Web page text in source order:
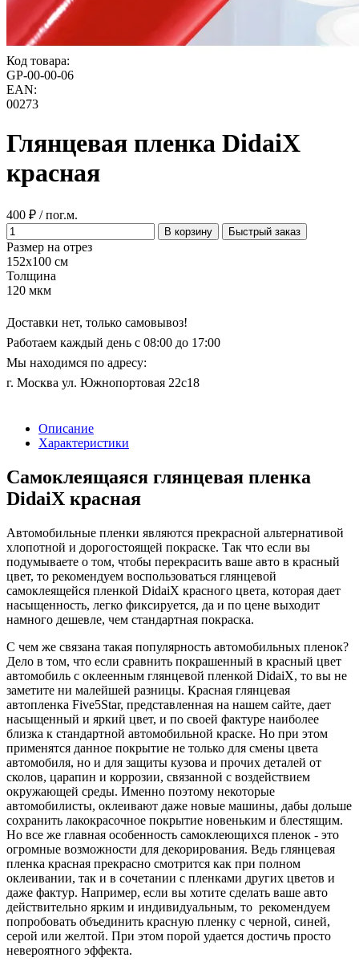
Код товара:
GP-00-00-06
EAN:
00273
Глянцевая пленка DidaiX
красная
400 ₽ / пог.м.
В корзину Быстрый заказ
Размер на отрез
152x100 см
Толщина
120 мкм
Доставки нет, только самовывоз!
Работаем каждый день с 08:00 до 17:00
Мы находимся по адресу:
г. Москва ул. Южнопортовая 22с18
Описание
Характеристики
Самоклеящаяся глянцевая пленка
DidaiX красная
Автомобильные пленки являются прекрасной альтернативой
хлопотной и дорогостоящей покраске. Так что если вы
подумываете о том, чтобы перекрасить ваше авто в красный
цвет, то рекомендуем воспользоваться глянцевой
самоклеящейся пленкой DidaiX красного цвета, которая дает
насыщенность, легко фиксируется, да и по цене выходит
намного дешевле, чем стандартная покраска.
С чем же связана такая популярность автомобильных пленок?
Дело в том, что если сравнить покрашенный в красный цвет
автомобиль с оклеенным глянцевой пленкой DidaiX, то вы не
заметите ни малейшей разницы. Красная глянцевая
автопленка Five5Star, представленная на нашем сайте, дает
насыщенный и яркий цвет, и по своей фактуре наиболее
близка к стандартной автомобильной краске. Но при этом
применятся данное покрытие не только для смены цвета
автомобиля, но и для защиты кузова и прочих деталей от
сколов, царапин и коррозии, связанной с воздействием
окружающей среды. Именно поэтому некоторые
автомобилисты, оклеивают даже новые машины, дабы дольше
сохранить лакокрасочное покрытие новеньким и блестящим.
Но все же главная особенность самоклеющихся пленок - это
огромные возможности для декорирования. Ведь глянцевая
пленка красная прекрасно смотрится как при полном
оклеивании, так и в сочетании с пленками других цветов и
даже фактур. Например, если вы хотите сделать ваше авто
действительно ярким и индивидуальным, то рекомендуем
попробовать объединить красную пленку с черной, синей,
серой или желтой. При этом порой удается достичь просто
невероятного эффекта.